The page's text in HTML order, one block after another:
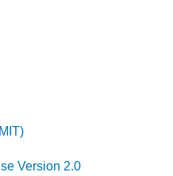
Version 2.0